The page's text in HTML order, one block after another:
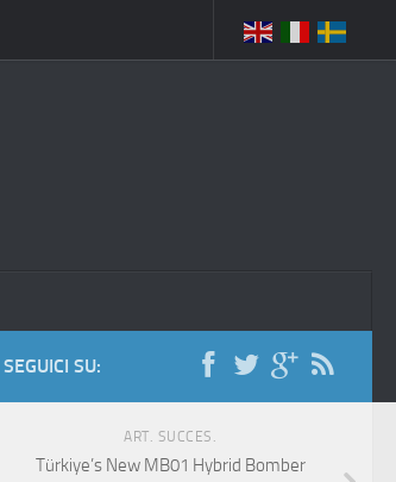
SEGUICI SU:
ART. SUCCES.
Türkiye’s New MB01 Hybrid Bomber